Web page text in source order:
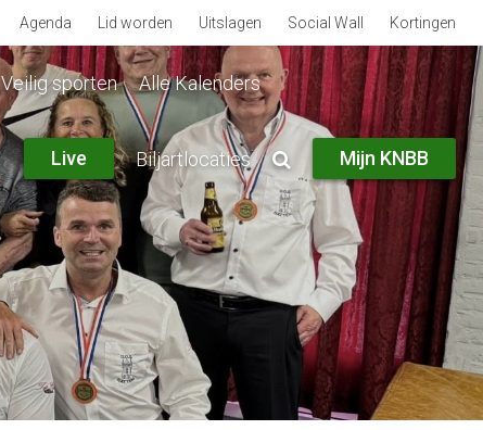
Agenda Lid worden Uitslagen Social Wall Kortingen
Veilig sporten Alle Kalenders
Live Biljartlocaties Mijn KNBB